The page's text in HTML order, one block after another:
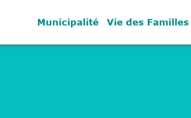
Municipalité Vie des Familles